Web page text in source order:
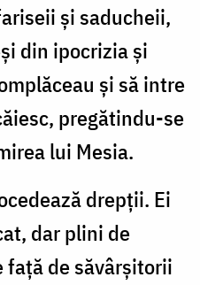
şi saducheii,
din ipocrizia şi
şi să intre
pregătindu-se
lui Mesia.
drepţii. Ei
dar plini de
faţă de săvârşitorii